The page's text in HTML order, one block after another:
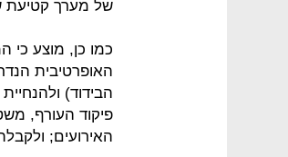
של מערך קטיעת
כמו כן, מוצע כי
האופרטיבית
הבידוד)
פיקוד העורף,
האירועים;